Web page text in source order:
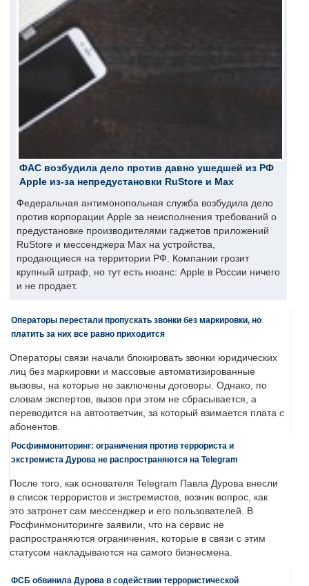
ФАС возбудила дело против давно ушедшей из РФ
Apple из-за непредустановки RuStore и Max
Федеральная антимонопольная служба возбудила дело
против корпорации Apple за неисполнения требований о
предустановке производителями гаджетов приложений
RuStore и мессенджера Max на устройства,
продающиеся на территории РФ. Компании грозит
крупный штраф, но тут есть нюанс: Apple в России ничего
и не продает.
Операторы перестали пропускать звонки без маркировки, но
платить за них все равно приходится
Операторы связи начали блокировать звонки юридических
лиц без маркировки и массовые автоматизированные
вызовы, на которые не заключены договоры. Однако, по
словам экспертов, вызов при этом не сбрасывается, а
переводится на автоответчик, за который взимается плата с
абонентов.
Росфинмониторинг: ограничения против террориста и
экстремиста Дурова не распространяются на Telegram
После того, как основателя Telegram Павла Дурова внесли
в список террористов и экстремистов, возник вопрос, как
это затронет сам мессенджер и его пользователей. В
Росфинмониторинге заявили, что на сервис не
распространяются ограничения, которые в связи с этим
статусом накладываются на самого бизнесмена.
ФСБ обвинила Дурова в содействии террористической